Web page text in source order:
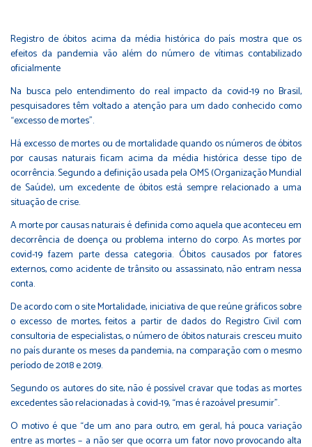
Registro de óbitos acima da média histórica do país mostra que os
efeitos da pandemia vão além do número de vítimas contabilizado
oficialmente
Na busca pelo entendimento do real impacto da covid-19 no Brasil,
pesquisadores têm voltado a atenção para um dado conhecido como
“excesso de mortes”.
Há excesso de mortes ou de mortalidade quando os números de óbitos
por causas naturais ficam acima da média histórica desse tipo de
ocorrência. Segundo a definição usada pela OMS (Organização Mundial
de Saúde), um excedente de óbitos está sempre relacionado a uma
situação de crise.
A morte por causas naturais é definida como aquela que aconteceu em
decorrência de doença ou problema interno do corpo. As mortes por
covid-19 fazem parte dessa categoria. Óbitos causados por fatores
externos, como acidente de trânsito ou assassinato, não entram nessa
conta.
De acordo com o site Mortalidade, iniciativa de que reúne gráficos sobre
o excesso de mortes, feitos a partir de dados do Registro Civil com
consultoria de especialistas, o número de óbitos naturais cresceu muito
no país durante os meses da pandemia, na comparação com o mesmo
período de 2018 e 2019.
Segundo os autores do site, não é possível cravar que todas as mortes
excedentes são relacionadas à covid-19, “mas é razoável presumir”.
O motivo é que “de um ano para outro, em geral, há pouca variação
entre as mortes – a não ser que ocorra um fator novo provocando alta